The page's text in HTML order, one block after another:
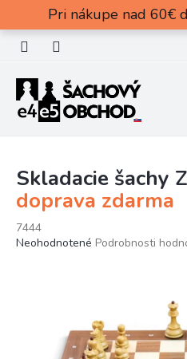
obsah
Pri nákupe nad 60€
Skladacie šachy
doprava zdarma
7444
Priemerné
hviezdičiek.
Neohodnotené Podrobnosti